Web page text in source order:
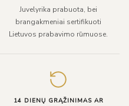
Juvelyrika prabuota, bei
brangakmeniai sertifikuoti
Lietuvos prabavimo rūmuose.
14 DIENŲ GRĄŽINIMAS AR